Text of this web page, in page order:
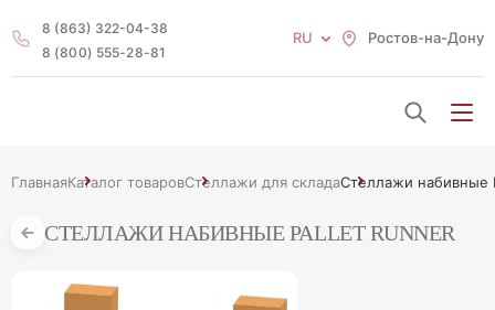
8 (863) 322-04-38
8 (800) 555-28-81
Ростов-на-Дону
RU
ГлавнаяКаталог товаровСтеллажи для складаСтеллажи набивные
СТЕЛЛАЖИ НАБИВНЫЕ PALLET RUNNER